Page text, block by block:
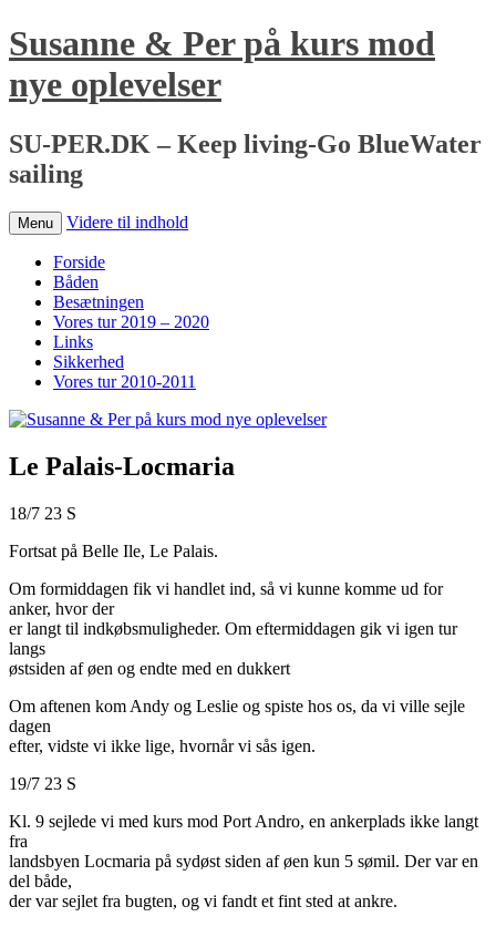
Susanne & Per på kurs mod
nye oplevelser
SU-PER.DK – Keep living-Go BlueWater
sailing
Menu Videre til indhold
Forside
Båden
Besætningen
Vores tur 2019 – 2020
Links
Sikkerhed
Vores tur 2010-2011
Le Palais-Locmaria
18/7 23 S
Fortsat på Belle Ile, Le Palais.
Om formiddagen fik vi handlet ind, så vi kunne komme ud for
anker, hvor der
er langt til indkøbsmuligheder. Om eftermiddagen gik vi igen tur
langs
østsiden af øen og endte med en dukkert
Om aftenen kom Andy og Leslie og spiste hos os, da vi ville sejle
dagen
efter, vidste vi ikke lige, hvornår vi sås igen.
19/7 23 S
Kl. 9 sejlede vi med kurs mod Port Andro, en ankerplads ikke langt
fra
landsbyen Locmaria på sydøst siden af øen kun 5 sømil. Der var en
del både,
der var sejlet fra bugten, og vi fandt et fint sted at ankre.